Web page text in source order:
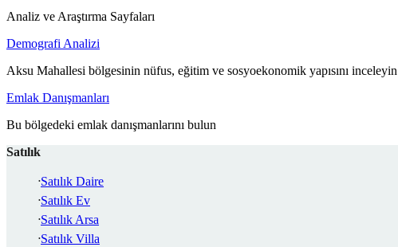
Analiz ve Araştırma Sayfaları
Demografi Analizi
Aksu Mahallesi bölgesinin nüfus, eğitim ve sosyoekonomik yapısını inceleyin
Emlak Danışmanları
Bu bölgedeki emlak danışmanlarını bulun
Satılık
Satılık Daire
Satılık Ev
Satılık Arsa
Satılık Villa